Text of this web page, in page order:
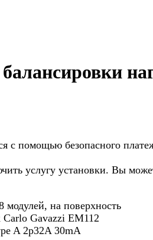
с помощью безопасного
услугу установки. Вы
модулей, на поверхность
Carlo Gavazzi EM112
A 2p32A 30mA